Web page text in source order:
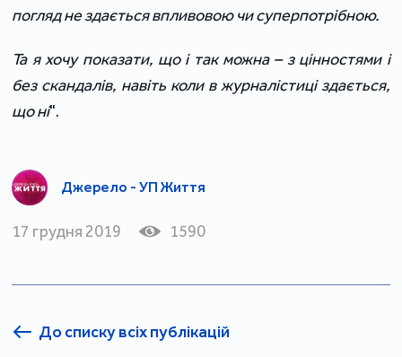
погляд не здається впливовою чи суперпотрібною.
Та я хочу показати, що і так можна – з цінностями і
без скандалів, навіть коли в журналістиці здається,
що ні".
Джерело - УП Життя
17 грудня 2019 1590
До списку всіх публікацій